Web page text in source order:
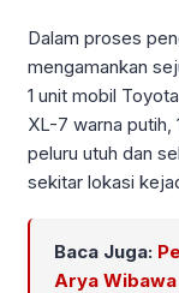
Dalam proses
mengamankan
1 unit mobil
XL-7 warna putih,
peluru utuh dan
sekitar lokasi
Baca Juga:
Arya